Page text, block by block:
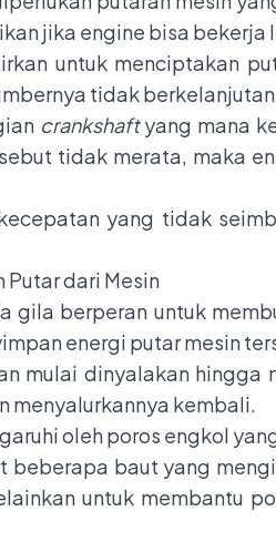
jika engine bisa bekerja
untuk menciptakan
tidak
crankshaftyang mana
tidak merata, maka
yang tidak
Putar dari Mesin
gila berperan untuk
energi putar mesin
mulai dinyalakan
menyalurkannya kembali.
oleh poros engkol
beberapa baut yang
untuk membantu